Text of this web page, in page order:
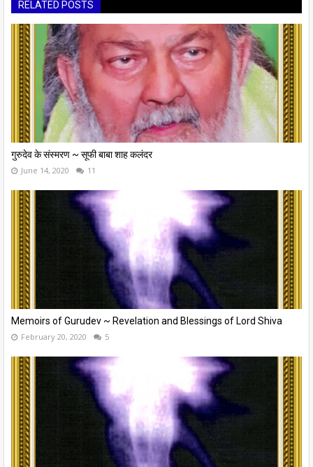
RELATED POSTS
गुरुदेव के संस्मरण ~ सूफी बाबा शाह कलंदर
June 14, 2020 11
Memoirs of Gurudev ~ Revelation and Blessings of Lord Shiva
February 20, 2020 5